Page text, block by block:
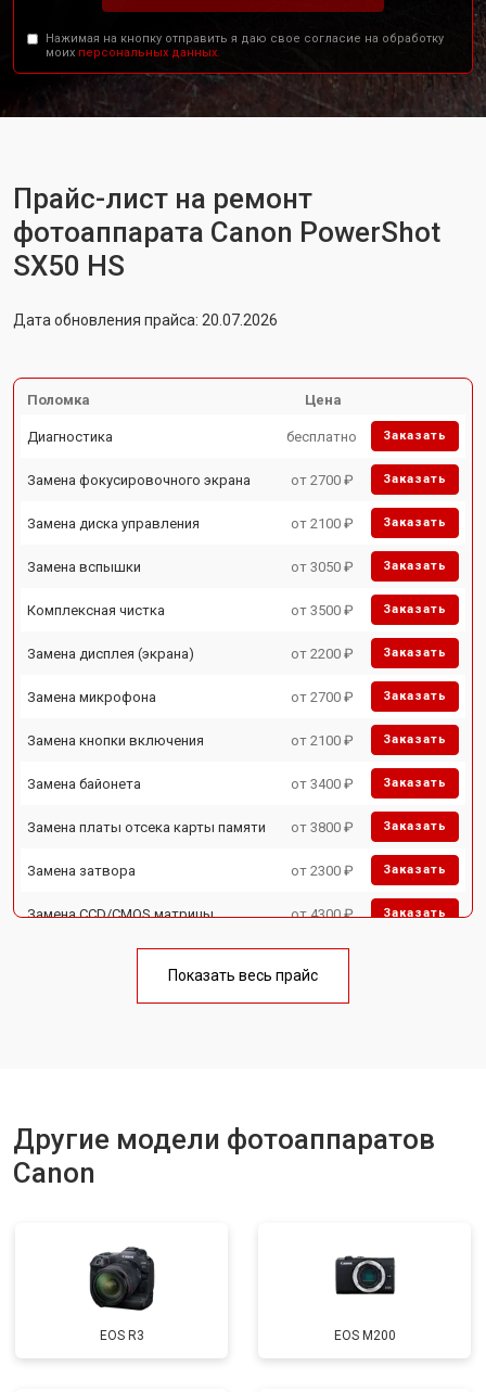
Нажимая на кнопку отправить я даю свое согласие на обработку
моих персональных данных.
Прайс-лист на ремонт
фотоаппарата Canon PowerShot
SX50 HS
Дата обновления прайса: 20.07.2026
Поломка Цена
Диагностика бесплатно Заказать
Замена фокусировочного экрана от 2700 ₽ Заказать
Замена диска управления от 2100 ₽ Заказать
Замена вспышки от 3050 ₽ Заказать
Комплексная чистка от 3500 ₽ Заказать
Замена дисплея (экрана) от 2200 ₽ Заказать
Замена микрофона от 2700 ₽ Заказать
Замена кнопки включения от 2100 ₽ Заказать
Замена байонета от 3400 ₽ Заказать
Замена платы отсека карты памяти от 3800 ₽ Заказать
Замена затвора от 2300 ₽ Заказать
Замена CCD/CMOS матрицы от 4300 ₽ Заказать
Чистка матрицы от 3100 ₽
Показать весь прайс
Другие модели фотоаппаратов
Canon
EOS R3 EOS M200